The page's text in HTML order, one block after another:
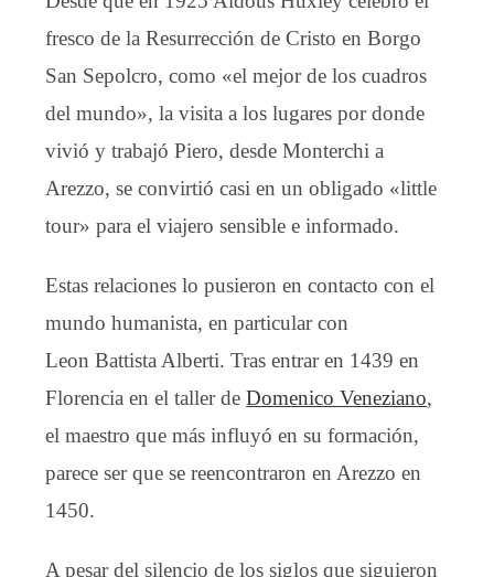
fresco de la Resurrección de Cristo en Borgo
San Sepolcro, como «el mejor de los cuadros
del mundo», la visita a los lugares por donde
vivió y trabajó Piero, desde Monterchi a
Arezzo, se convirtió casi en un obligado «little
tour» para el viajero sensible e informado.
Estas relaciones lo pusieron en contacto con el
mundo humanista, en particular con
Leon Battista Alberti. Tras entrar en 1439 en
Florencia en el taller deDomenico Veneziano,
el maestro que más influyó en su formación,
parece ser que se reencontraron en Arezzo en
1450.
A pesar del silencio de los siglos que siguieron